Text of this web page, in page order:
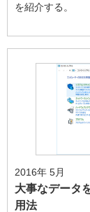
を紹介する。
2016年 5月
大事なデータ
用法